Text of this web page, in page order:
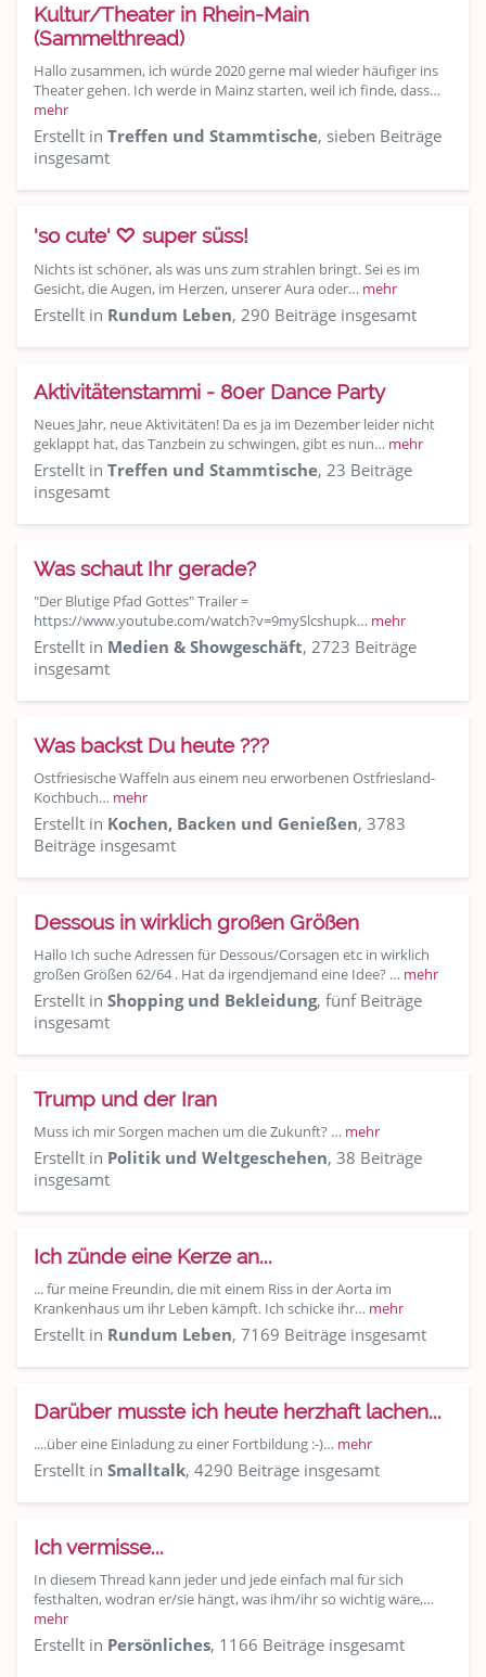
Kultur/Theater in Rhein-Main
(Sammelthread)
Hallo zusammen, ich würde 2020 gerne mal wieder häufiger ins
Theater gehen. Ich werde in Mainz starten, weil ich finde, dass…
mehr
Erstellt in Treffen und Stammtische, sieben Beiträge
insgesamt
'so cute' ♡ super süss!
Nichts ist schöner, als was uns zum strahlen bringt. Sei es im
Gesicht, die Augen, im Herzen, unserer Aura oder… mehr
Erstellt in Rundum Leben, 290 Beiträge insgesamt
Aktivitätenstammi - 80er Dance Party
Neues Jahr, neue Aktivitäten! Da es ja im Dezember leider nicht
geklappt hat, das Tanzbein zu schwingen, gibt es nun… mehr
Erstellt in Treffen und Stammtische, 23 Beiträge
insgesamt
Was schaut Ihr gerade?
"Der Blutige Pfad Gottes" Trailer =
https://www.youtube.com/watch?v=9mySlcshupk… mehr
Erstellt in Medien & Showgeschäft, 2723 Beiträge
insgesamt
Was backst Du heute ???
Ostfriesische Waffeln aus einem neu erworbenen Ostfriesland-
Kochbuch… mehr
Erstellt in Kochen, Backen und Genießen, 3783
Beiträge insgesamt
Dessous in wirklich großen Größen
Hallo Ich suche Adressen für Dessous/Corsagen etc in wirklich
großen Größen 62/64 . Hat da irgendjemand eine Idee? … mehr
Erstellt in Shopping und Bekleidung, fünf Beiträge
insgesamt
Trump und der Iran
Muss ich mir Sorgen machen um die Zukunft? … mehr
Erstellt in Politik und Weltgeschehen, 38 Beiträge
insgesamt
Ich zünde eine Kerze an...
... für meine Freundin, die mit einem Riss in der Aorta im
Krankenhaus um ihr Leben kämpft. Ich schicke ihr… mehr
Erstellt in Rundum Leben, 7169 Beiträge insgesamt
Darüber musste ich heute herzhaft lachen...
....über eine Einladung zu einer Fortbildung :-)… mehr
Erstellt in Smalltalk, 4290 Beiträge insgesamt
Ich vermisse...
In diesem Thread kann jeder und jede einfach mal für sich
festhalten, wodran er/sie hängt, was ihm/ihr so wichtig wäre,…
mehr
Erstellt in Persönliches, 1166 Beiträge insgesamt